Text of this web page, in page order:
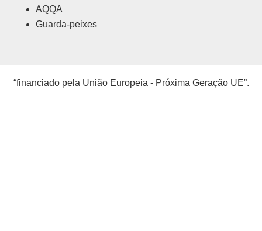
AQQA
Guarda-peixes
“financiado pela União Europeia - Próxima Geração UE”.